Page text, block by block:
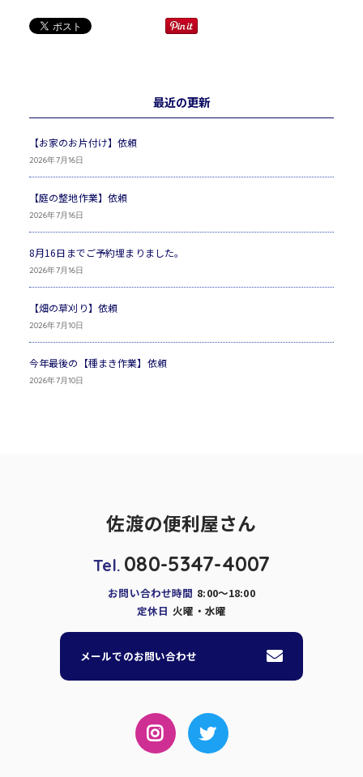
最近の更新
【お家のお片付け】依頼
2026年7月16日
【庭の整地作業】依頼
2026年7月16日
8月16日までご予約埋まりました。
2026年7月16日
【畑の草刈り】依頼
2026年7月10日
今年最後の【種まき作業】依頼
2026年7月10日
佐渡の便利屋さん
Tel. 080-5347-4007
お問い合わせ時間 8:00～18:00
定休日 火曜・水曜
メールでのお問い合わせ